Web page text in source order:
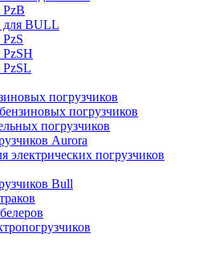
для BULL
погрузчиков
погрузчиков
погрузчиков
Aurora
погрузчиков
Bull